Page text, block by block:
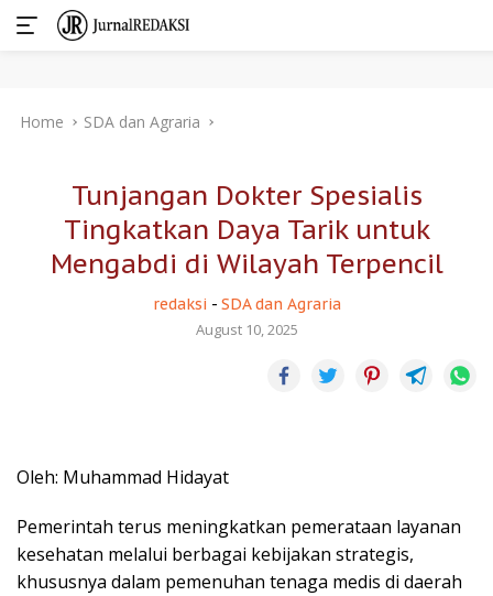
Home SDA dan Agraria
Tunjangan Dokter Spesialis
Tingkatkan Daya Tarik untuk
Mengabdi di Wilayah Terpencil
redaksi - SDA dan Agraria
August 10, 2025
Oleh: Muhammad Hidayat
Pemerintah terus meningkatkan pemerataan layanan
kesehatan melalui berbagai kebijakan strategis,
khususnya dalam pemenuhan tenaga medis di daerah